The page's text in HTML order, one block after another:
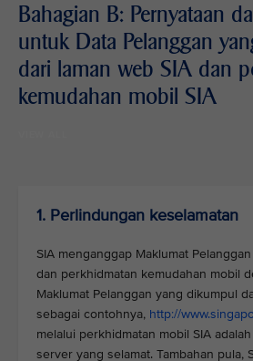
Bahagian B: Pernyataan
untuk Data Pelanggan
dari laman web SIA dan
kemudahan mobil SIA
1. Perlindungan keselamatan
SIA menganggap Maklumat
dan perkhidmatan kemudahan mobil
Maklumat Pelanggan yang dikumpul
sebagai contohnya, http://
melalui perkhidmatan mobil SIA
server yang selamat. Tambahan pula,